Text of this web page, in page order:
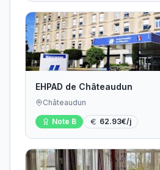
EHPAD de Châteaudun
Châteaudun
Note B 62.93€/j